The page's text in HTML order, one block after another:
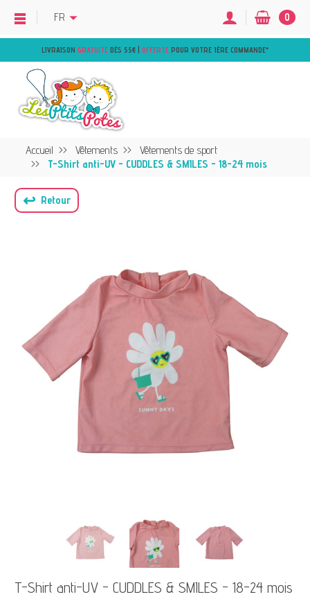
LIVRAISON GRATUITE DÈS 55€ | OFFERTE POUR VOTRE 1ÈRE COMMANDE*
FR 0
Accueil Vêtements
Vêtements de sport
T-Shirt anti-UV - CUDDLES & SMILES - 18-24 mois
↩ Retour
T-Shirt anti-UV - CUDDLES & SMILES - 18-24 mois